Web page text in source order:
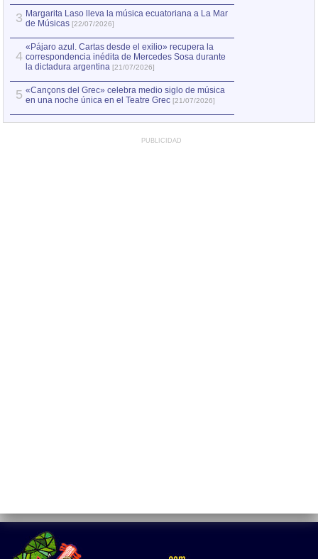
3 Margarita Laso lleva la música ecuatoriana a La Mar
de Músicas [22/07/2026]
4
«Pájaro azul. Cartas desde el exilio» recupera la
correspondencia inédita de Mercedes Sosa durante
la dictadura argentina [21/07/2026]
5 «Cançons del Grec» celebra medio siglo de música
en una noche única en el Teatre Grec [21/07/2026]
PUBLICIDAD